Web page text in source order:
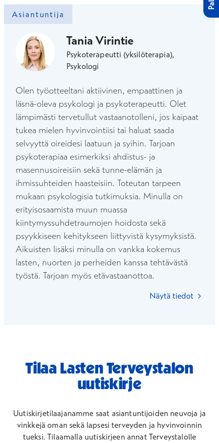
Asiantuntija
Tania Virintie
Psykoterapeutti (yksilöterapia),
Psykologi
Olen työotteeltani aktiivinen, empaattinen ja
läsnä-oleva psykologi ja psykoterapeutti. Olet
lämpimästi tervetullut vastaanotolleni, jos kaipaat
tukea mielen hyvinvointiisi tai haluat saada
selvyyttä oireidesi laatuun ja syihin. Tarjoan
psykoterapiaa esimerkiksi ahdistus- ja
masennusoireisiin sekä tunne-elämän ja
ihmissuhteiden haasteisiin. Toteutan tarpeen
mukaan psykologisia tutkimuksia. Minulla on
erityisosaamista muun muassa
kiintymyssuhdetraumojen hoidosta sekä
psyykkiseen kehitykseen liittyvistä kysymyksistä.
Aikuisten lisäksi minulla on vankka kokemus
lasten, nuorten ja perheiden kanssa tehtävästä
työstä. Tarjoan myös etävastaanottoa.
Näytä tiedot
Tilaa Lasten Terveystalon
uutiskirje
Uutiskirjetilaajanamme saat asiantuntijoiden neuvoja ja
vinkkejä oman sekä lapsesi terveyden ja hyvinvoinnin
tueksi. Tilaamalla uutiskirjeen annat Terveystalolle